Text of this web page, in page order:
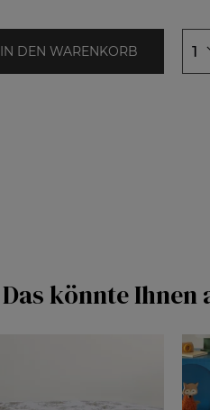
IN DEN WARENKORB 1
Das könnte Ihnen